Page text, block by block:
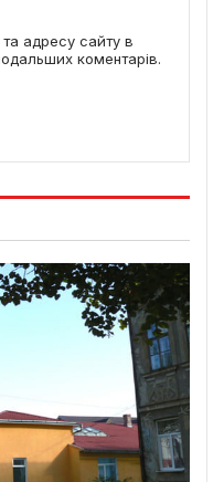
адресу сайту в
коментарів.